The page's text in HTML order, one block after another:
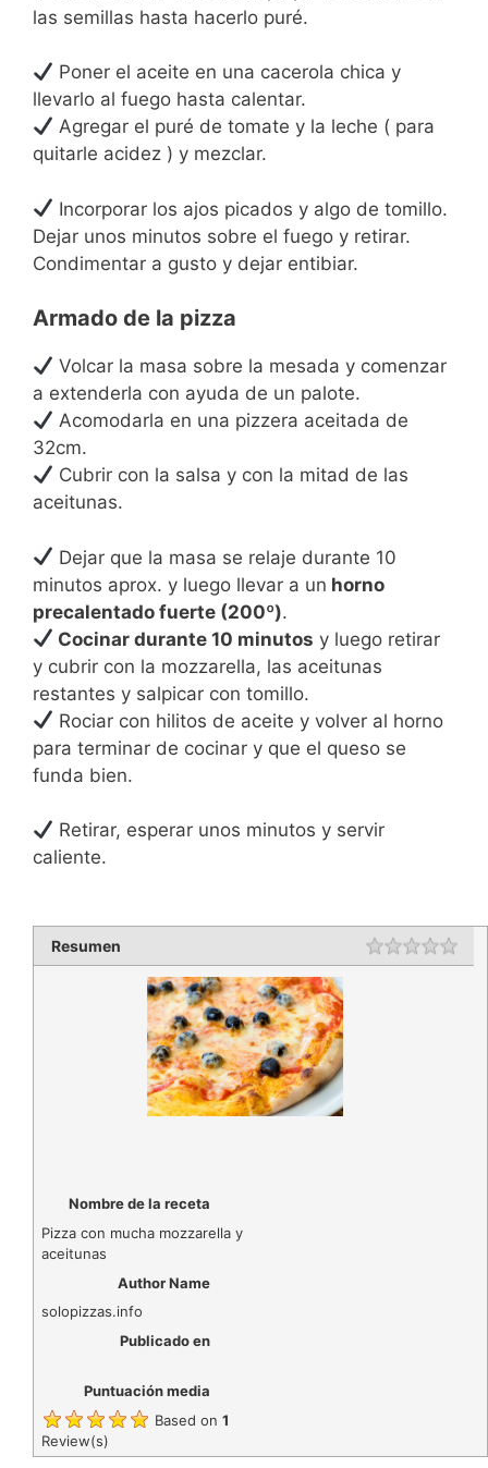
las semillas hasta hacerlo puré.
Poner el aceite en una cacerola chica y
llevarlo al fuego hasta calentar.
Agregar el puré de tomate y la leche ( para
quitarle acidez ) y mezclar.
Incorporar los ajos picados y algo de tomillo.
Dejar unos minutos sobre el fuego y retirar.
Condimentar a gusto y dejar entibiar.
Armado de la pizza
Volcar la masa sobre la mesada y comenzar
a extenderla con ayuda de un palote.
Acomodarla en una pizzera aceitada de
32cm.
Cubrir con la salsa y con la mitad de las
aceitunas.
Dejar que la masa se relaje durante 10
minutos aprox. y luego llevar a un horno
precalentado fuerte (200º).
Cocinar durante 10 minutos y luego retirar
y cubrir con la mozzarella, las aceitunas
restantes y salpicar con tomillo.
Rociar con hilitos de aceite y volver al horno
para terminar de cocinar y que el queso se
funda bien.
Retirar, esperar unos minutos y servir
caliente.
Resumen
Nombre de la receta
Pizza con mucha mozzarella y
aceitunas
Author Name
solopizzas.info
Publicado en
Puntuación media
Based on 1
Review(s)